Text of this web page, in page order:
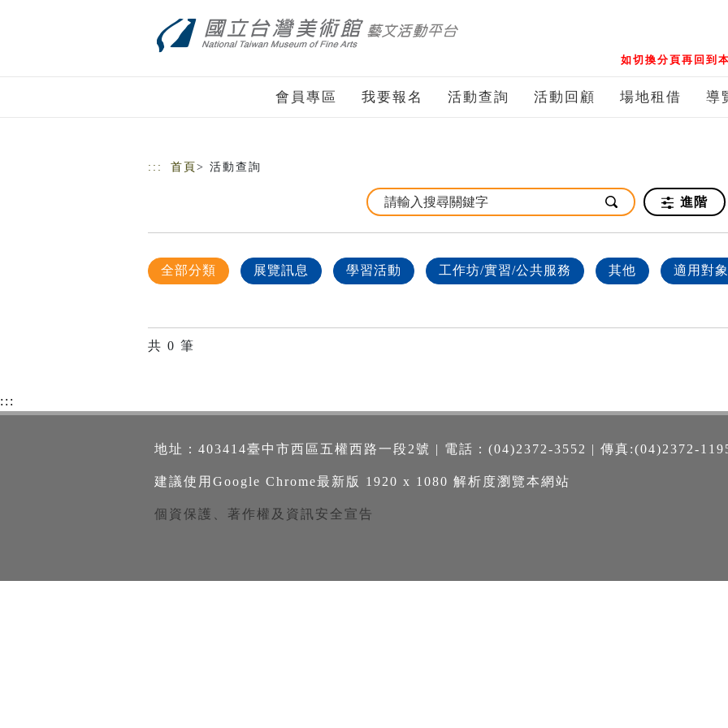
如切換分頁再回到
會員專區 我要報名 活動查詢 活動回顧 場地租借 導
::: 首頁 > 活動查詢
進階
全部分類 展覽訊息 學習活動 工作坊/實習/公共服務 其他 適用對象
共 0 筆
:::
地址：403414臺中市西區五權西路一段2號 | 電話：(04)2372-3552 | 傳真:(04)2372-
建議使用Google Chrome最新版 1920 x 1080 解析度瀏覽本網站
個資保護、著作權及資訊安全宣告